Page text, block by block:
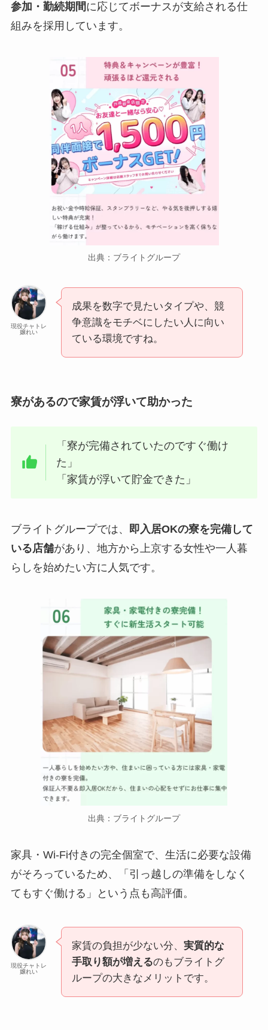
参加・勤続期間に応じてボーナスが支給される仕
組みを採用しています。
出典：ブライトグループ
現役チャトレ
嬢れい
成果を数字で見たいタイプや、競
争意識をモチベにしたい人に向い
ている環境ですね。
寮があるので家賃が浮いて助かった
「寮が完備されていたのですぐ働け
た」
「家賃が浮いて貯金できた」
ブライトグループでは、 即入居OKの寮を完備して
いる店舗があり、地方から上京する女性や一人暮
らしを始めたい方に人気です。
出典：ブライトグループ
家具・Wi-Fi付きの完全個室で、生活に必要な設備
がそろっているため、「引っ越しの準備をしなく
てもすぐ働ける」という点も高評価。
現役チャトレ
嬢れい
家賃の負担が少ない分、 実質的な
手取り額が増えるのもブライトグ
ループの大きなメリットです。